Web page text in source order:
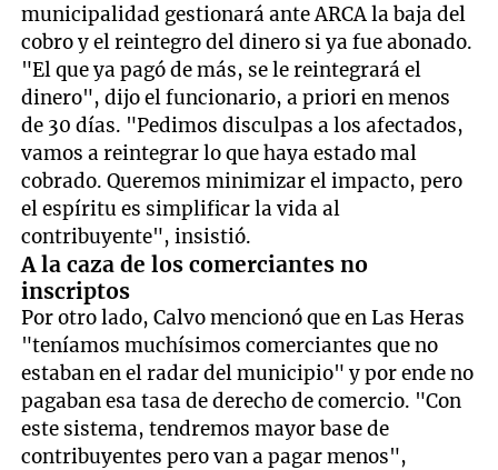
municipalidad gestionará ante ARCA la baja del
cobro y el reintegro del dinero si ya fue abonado.
"El que ya pagó de más, se le reintegrará el
dinero", dijo el funcionario, a priori en menos
de 30 días. "Pedimos disculpas a los afectados,
vamos a reintegrar lo que haya estado mal
cobrado. Queremos minimizar el impacto, pero
el espíritu es simplificar la vida al
contribuyente", insistió.
A la caza de los comerciantes no
inscriptos
Por otro lado, Calvo mencionó que en Las Heras
"teníamos muchísimos comerciantes que no
estaban en el radar del municipio" y por ende no
pagaban esa tasa de derecho de comercio. "Con
este sistema, tendremos mayor base de
contribuyentes pero van a pagar menos",